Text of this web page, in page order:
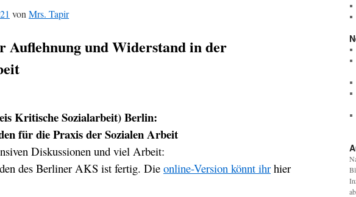
von Mrs. Tapir
Auflehnung und Widerstand in der
Kritische Sozialarbeit) Berlin:
für die Praxis der Sozialen Arbeit
Diskussionen und viel Arbeit:
des Berliner AKS ist fertig. Die online-Version könnt ihrhier